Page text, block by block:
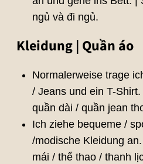
ngủ và đi ngủ.
Kleidung | Quần áo
Normalerweise trage
/ Jeans und ein T-
quần dài / quần jean
Ich ziehe bequeme /
/modische Kleidung
mái / thể thao / thanh